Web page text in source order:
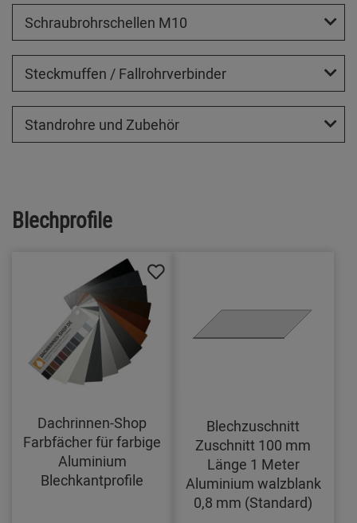
Schraubrohrschellen M10
Steckmuffen / Fallrohrverbinder
Standrohre und Zubehör
Blechprofile
Dachrinnen-Shop
Farbfächer für farbige
Aluminium
Blechkantprofile
Blechzuschnitt
Zuschnitt 100 mm
Länge 1 Meter
Aluminium walzblank
0,8 mm (Standard)